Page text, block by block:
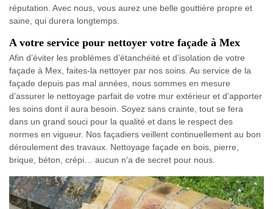
réputation. Avec nous, vous aurez une belle gouttière propre et
saine, qui durera longtemps.
A votre service pour nettoyer votre façade à Mex
Afin d’éviter les problèmes d’étanchéité et d’isolation de votre
façade à Mex, faites-la nettoyer par nos soins. Au service de la
façade depuis pas mal années, nous sommes en mesure
d’assurer le nettoyage parfait de votre mur extérieur et d’apporter
les soins dont il aura besoin. Soyez sans crainte, tout se fera
dans un grand souci pour la qualité et dans le respect des
normes en vigueur. Nos façadiers veillent continuellement au bon
déroulement des travaux. Nettoyage façade en bois, pierre,
brique, béton, crépi… aucun n’a de secret pour nous.